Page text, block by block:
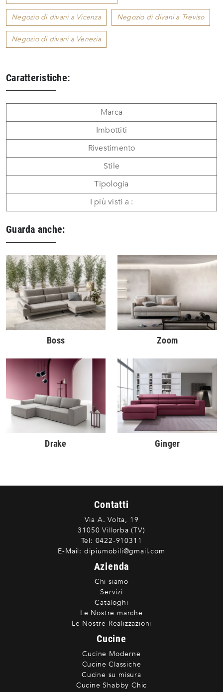
Negozio di divani a Vicenza Negozio di divani a Treviso
Negozio di divani a Venezia
Caratteristiche:
Marca
Imbottiti
Rivestimento
Stile
Tipologia
I più visti a :
Guarda anche:
Boss Zoom
Drake Ginger
Contatti
Via A. Volta, 19
31050 Villorba (TV)
Tel: 0422-910311
E-Mail: dipiumobili@gmail.com
Azienda
Chi siamo
Servizi
Cataloghi
Le Nostre marche
Le Nostre Realizzazioni
Cucine
Cucine Moderne
Cucine Classiche
Cucine su misura
Cucine Shabby Chic